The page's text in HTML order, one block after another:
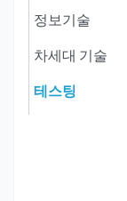
정보기술
차세대 기술
테스팅